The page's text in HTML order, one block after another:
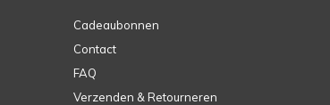
Cadeaubonnen
Contact
FAQ
Verzenden & Retourneren